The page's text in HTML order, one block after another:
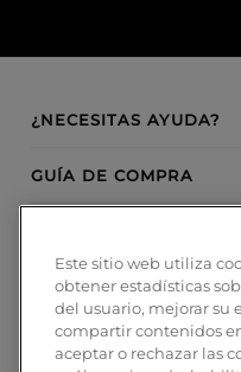
¿NECESITAS AYUDA?
GUÍA DE COMPRA
INSPIRATION
MÉTODOS DE PAGO
Este sitio web utiliza
obtener estadísticas
del usuario, mejorar su
compartir contenidos
aceptar o rechazar las